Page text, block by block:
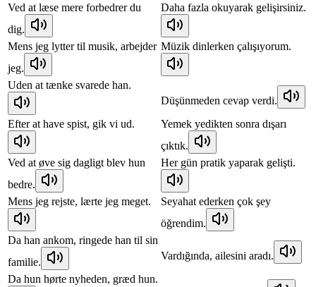
Ved at læse mere forbedrer du
dig.
Daha fazla okuyarak gelişirsiniz.
Mens jeg lytter til musik, arbejder
jeg.
Müzik dinlerken çalışıyorum.
Uden at tænke svarede han.
Düşünmeden cevap verdi.
Efter at have spist, gik vi ud.
Yemek yedikten sonra dışarı
çıktık.
Ved at øve sig dagligt blev hun
bedre.
Her gün pratik yaparak gelişti.
Mens jeg rejste, lærte jeg meget.
Seyahat ederken çok şey
öğrendim.
Da han ankom, ringede han til sin
familie.
Vardığında, ailesini aradı.
Da hun hørte nyheden, græd hun.